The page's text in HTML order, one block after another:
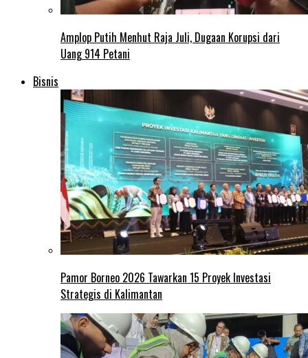
Amplop Putih Menhut Raja Juli, Dugaan Korupsi dari
Uang 914 Petani
Bisnis
Pamor Borneo 2026 Tawarkan 15 Proyek Investasi
Strategis di Kalimantan